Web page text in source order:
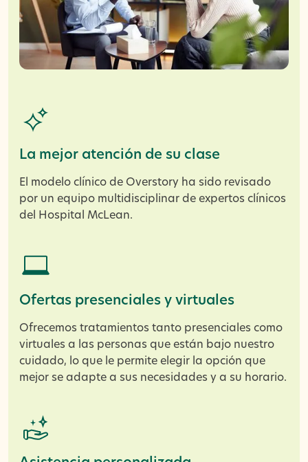
La mejor atención de su clase
El modelo clínico de Overstory ha sido revisado
por un equipo multidisciplinar de expertos clínicos
del Hospital McLean.
Ofertas presenciales y virtuales
Ofrecemos tratamientos tanto presenciales como
virtuales a las personas que están bajo nuestro
cuidado, lo que le permite elegir la opción que
mejor se adapte a sus necesidades y a su horario.